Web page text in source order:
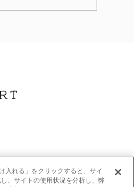
入れる」をクリックすると、サイ
、サイトの使用状況を分析し、弊